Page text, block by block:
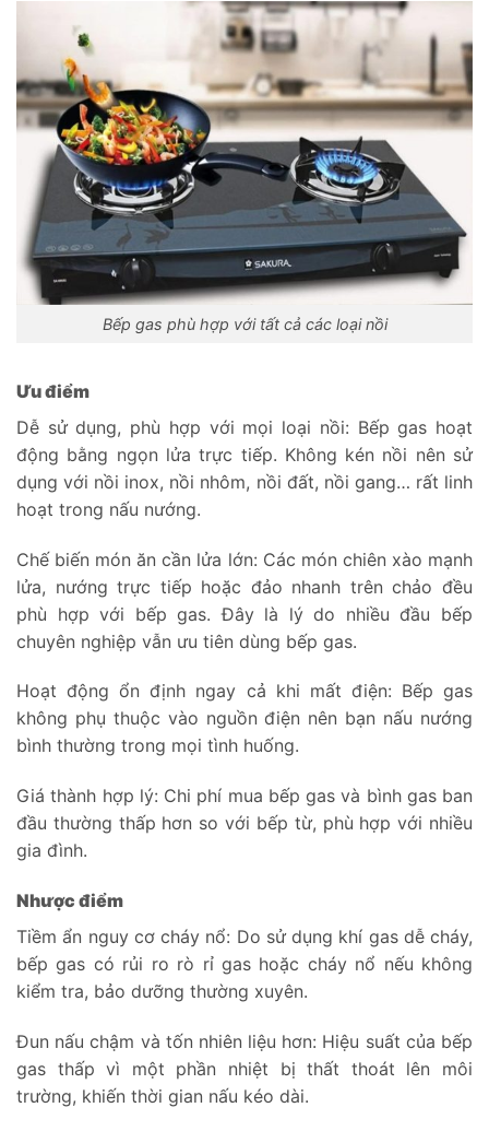
Bếp gas phù hợp với tất cả các loại nồi
Ưu điểm
Dễ sử dụng, phù hợp với mọi loại nồi: Bếp gas hoạt
động bằng ngọn lửa trực tiếp. Không kén nồi nên sử
dụng với nồi inox, nồi nhôm, nồi đất, nồi gang… rất linh
hoạt trong nấu nướng.
Chế biến món ăn cần lửa lớn: Các món chiên xào mạnh
lửa, nướng trực tiếp hoặc đảo nhanh trên chảo đều
phù hợp với bếp gas. Đây là lý do nhiều đầu bếp
chuyên nghiệp vẫn ưu tiên dùng bếp gas.
Hoạt động ổn định ngay cả khi mất điện: Bếp gas
không phụ thuộc vào nguồn điện nên bạn nấu nướng
bình thường trong mọi tình huống.
Giá thành hợp lý: Chi phí mua bếp gas và bình gas ban
đầu thường thấp hơn so với bếp từ, phù hợp với nhiều
gia đình.
Nhược điểm
Tiềm ẩn nguy cơ cháy nổ: Do sử dụng khí gas dễ cháy,
bếp gas có rủi ro rò rỉ gas hoặc cháy nổ nếu không
kiểm tra, bảo dưỡng thường xuyên.
Đun nấu chậm và tốn nhiên liệu hơn: Hiệu suất của bếp
gas thấp vì một phần nhiệt bị thất thoát lên môi
trường, khiến thời gian nấu kéo dài.